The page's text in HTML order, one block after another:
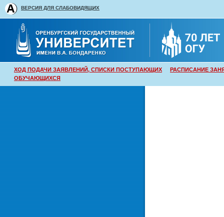
ВЕРСИЯ ДЛЯ СЛАБОВИДЯЩИХ
ХОД ПОДАЧИ ЗАЯВЛЕНИЙ, СПИСКИ ПОСТУПАЮЩИХ
РАСПИСАНИЕ
ОБУЧАЮЩИХСЯ